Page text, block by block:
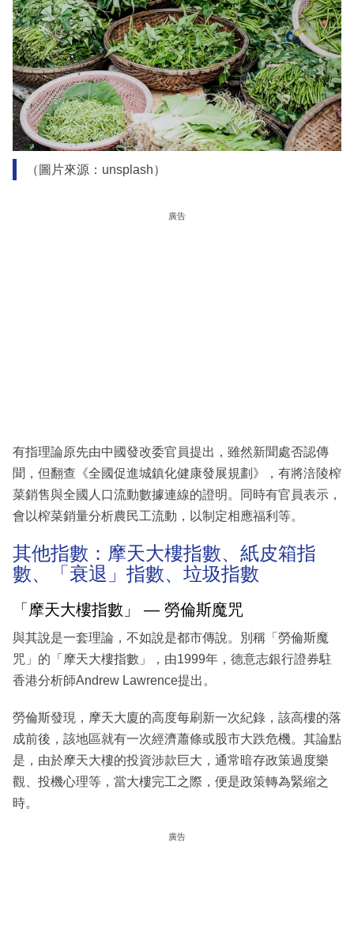
（圖片來源：unsplash）
廣告
有指理論原先由中國發改委官員提出，雖然新聞處否認傳
聞，但翻查《全國促進城鎮化健康發展規劃》，有將涪陵榨
菜銷售與全國人口流動數據連線的證明。同時有官員表示，
會以榨菜銷量分析農民工流動，以制定相應福利等。
其他指數：摩天大樓指數、紙皮箱指
數、「衰退」指數、垃圾指數
「摩天大樓指數」 — 勞倫斯魔咒
與其說是一套理論，不如說是都市傳說。別稱「勞倫斯魔
咒」的「摩天大樓指數」，由1999年，德意志銀行證券駐
香港分析師Andrew Lawrence提出。
勞倫斯發現，摩天大廈的高度每刷新一次紀錄，該高樓的落
成前後，該地區就有一次經濟蕭條或股市大跌危機。其論點
是，由於摩天大樓的投資涉款巨大，通常暗存政策過度樂
觀、投機心理等，當大樓完工之際，便是政策轉為緊縮之
時。
廣告